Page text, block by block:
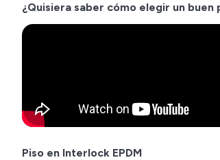
¿Quisiera saber cómo elegir un buen
Piso en Interlock EPDM